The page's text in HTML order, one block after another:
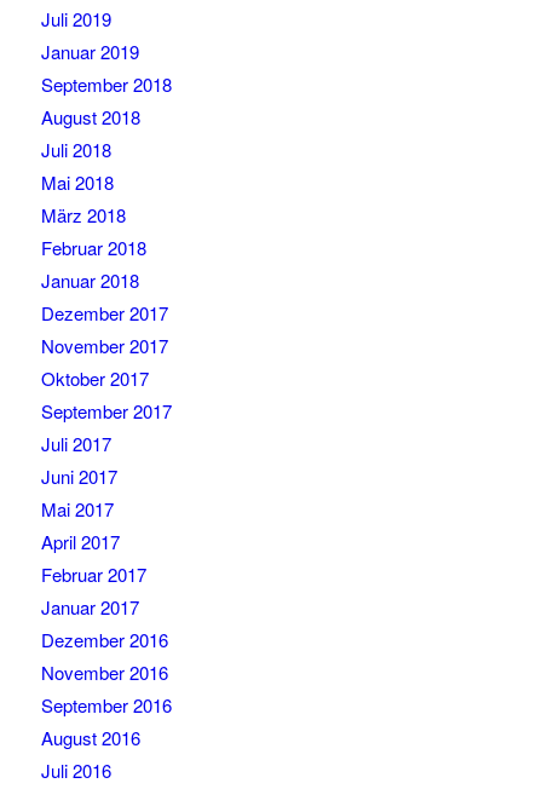
Juli 2019
Januar 2019
September 2018
August 2018
Juli 2018
Mai 2018
März 2018
Februar 2018
Januar 2018
Dezember 2017
November 2017
Oktober 2017
September 2017
Juli 2017
Juni 2017
Mai 2017
April 2017
Februar 2017
Januar 2017
Dezember 2016
November 2016
September 2016
August 2016
Juli 2016